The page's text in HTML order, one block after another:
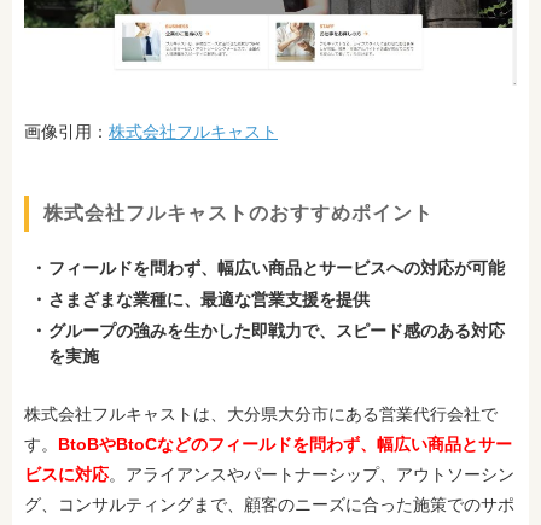
画像引用： 株式会社フルキャスト
株式会社フルキャストのおすすめポイント
フィールドを問わず、幅広い商品とサービスへの対応が可能
さまざまな業種に、最適な営業支援を提供
グループの強みを生かした即戦力で、スピード感のある対応
を実施
株式会社フルキャストは、大分県大分市にある営業代行会社で
す。 BtoBやBtoCなどのフィールドを問わず、幅広い商品とサー
ビスに対応。アライアンスやパートナーシップ、アウトソーシン
グ、コンサルティングまで、顧客のニーズに合った施策でのサポ